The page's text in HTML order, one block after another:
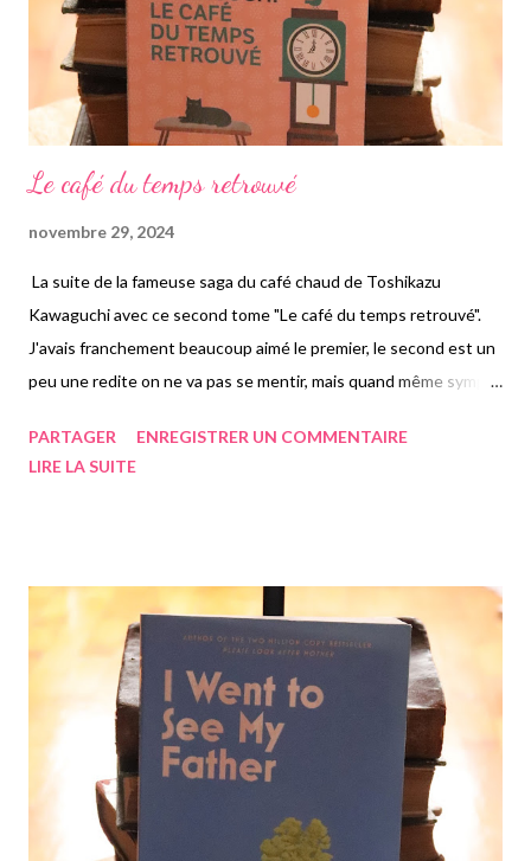
connaître...
Le café du temps retrouvé
novembre 29, 2024
La suite de la fameuse saga du café chaud de Toshikazu
Kawaguchi avec ce second tome "Le café du temps retrouvé".
J'avais franchement beaucoup aimé le premier, le second est un
peu une redite on ne va pas se mentir, mais quand même sympa
au travail. Je l'ai ensuite ramené chez moi pour le terminer
avant qu'il ne refroidisse. Seule Kazu peut servir ce café, la
serveuse du Funiculi Funicula, à une place précise, celle occupée
par une femme devenue fantôme, se levant une fois par jour
pour aller aux toilettes. Seulement à ce moment-là, la place est
libre pour expérimenter la remontée dans le temps. Une touche
de magie, pour de nouveau quatre...
PARTAGER
ENREGISTRER UN COMMENTAIRE
LIRE LA SUITE